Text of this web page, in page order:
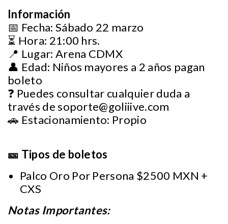
Información
📅 Fecha: Sábado 22 marzo
⏳ Hora: 21:00 hrs.
📍 Lugar: Arena CDMX
👤 Edad: Niños mayores a 2 años pagan
boleto
❓ Puedes consultar cualquier duda a
través desoporte@goliiive.com
🚗 Estacionamiento: Propio
🎫 Tipos de boletos
Palco Oro Por Persona $2500 MXN +
CXS
Notas Importantes: